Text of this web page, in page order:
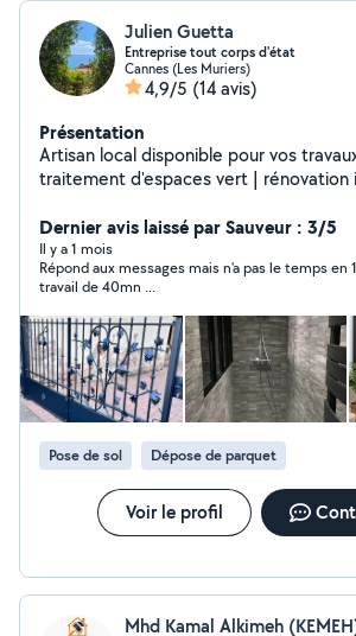
Julien Guetta
Entreprise tout corps d'état
Cannes (Les Muriers)
4,9/5 (14 avis)
Présentation
Artisan local disponible pour vos
traitement d'espaces vert | rénovation
Dernier avis laissé par Sauveur : 3/5
Il y a 1 mois
Répond aux messages mais n'a pas le temps en
travail de 40mn ...
Pose de sol Dépose de parquet
Voir le profil
Mhd Kamal Alkimeh